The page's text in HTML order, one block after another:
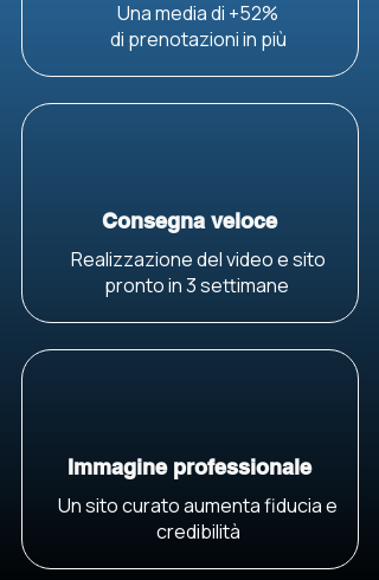
Una media di +52%
di prenotazioni in più
Consegna veloce
Realizzazione del video e sito
pronto in 3 settimane
Immagine professionale
Un sito curato aumenta fiducia e
credibilità